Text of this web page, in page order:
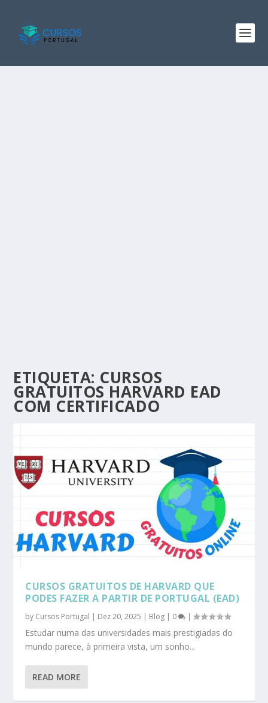
ETIQUETA: CURSOS
GRATUITOS HARVARD EAD
COM CERTIFICADO
CURSOS GRATUITOS DE HARVARD QUE
PODES FAZER A PARTIR DE PORTUGAL (EAD)
by Cursos Portugal | Dez 20, 2025 | Blog | 0 |
Estudar numa das universidades mais prestigiadas do
mundo parece, à primeira vista, um sonho...
READ MORE